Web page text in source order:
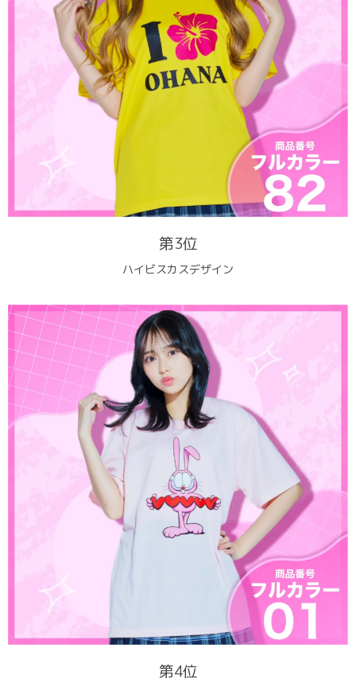
第3位
ハイビスカスデザイン
第4位